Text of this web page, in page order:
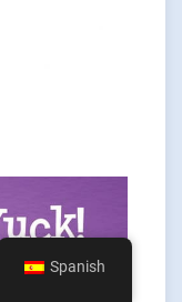
Spanish